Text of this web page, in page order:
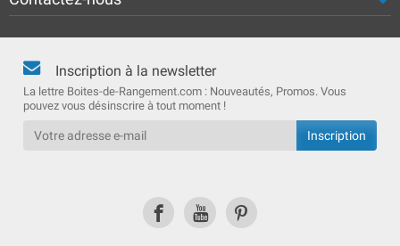
Inscription à la newsletter
La lettre Boites-de-Rangement.com : Nouveautés, Promos. Vous
pouvez vous désinscrire à tout moment !